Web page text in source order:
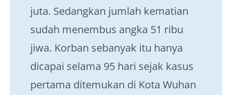
juta. Sedangkan jumlah kematian
sudah menembus angka 51 ribu
jiwa. Korban sebanyak itu hanya
dicapai selama 95 hari sejak kasus
pertama ditemukan di Kota Wuhan